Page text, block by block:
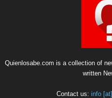
Quienlosabe.com is a collection of
written
Contact us: info